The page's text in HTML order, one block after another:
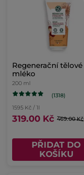
Regenerační tělové
mléko
200 ml
(1318)
1595 Kč / 1l
319.00 Kč 469.00 Kč
PŘIDAT DO
KOŠÍKU